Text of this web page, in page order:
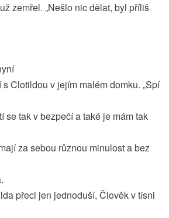
zemřel. „Nešlo nic dělat, byl příliš
Clotildou v jejím malém domku. „Spí
se tak v bezpečí a také je mám tak
za sebou různou minulost a bez
přeci jen jednoduší, Člověk v tísni